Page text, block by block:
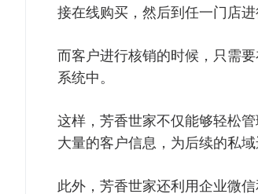
接在线购买，然后到任一门店进
而客户进行核销的时候，只需
系统中。
这样，芳香世家不仅能够轻松
大量的客户信息，为后续的私域
此外，芳香世家还利用企业微